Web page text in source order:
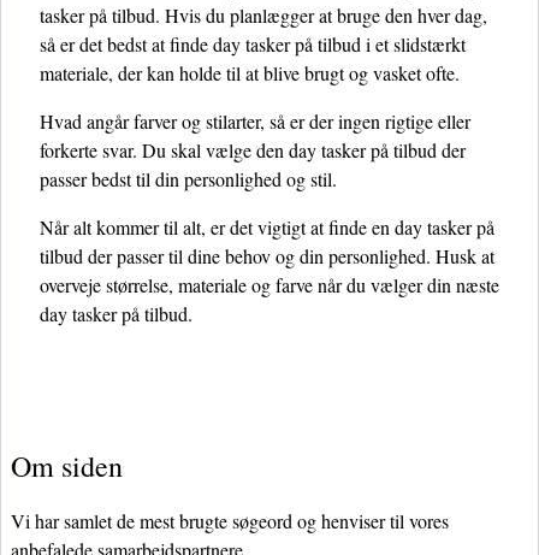
tasker på tilbud. Hvis du planlægger at bruge den hver dag,
så er det bedst at finde day tasker på tilbud i et slidstærkt
materiale, der kan holde til at blive brugt og vasket ofte.
Hvad angår farver og stilarter, så er der ingen rigtige eller
forkerte svar. Du skal vælge den day tasker på tilbud der
passer bedst til din personlighed og stil.
Når alt kommer til alt, er det vigtigt at finde en day tasker på
tilbud der passer til dine behov og din personlighed. Husk at
overveje størrelse, materiale og farve når du vælger din næste
day tasker på tilbud.
Om siden
Vi har samlet de mest brugte søgeord og henviser til vores
anbefalede samarbejdspartnere.